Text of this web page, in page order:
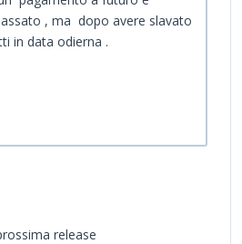
, ma dopo avere slavato
in data odierna .
release